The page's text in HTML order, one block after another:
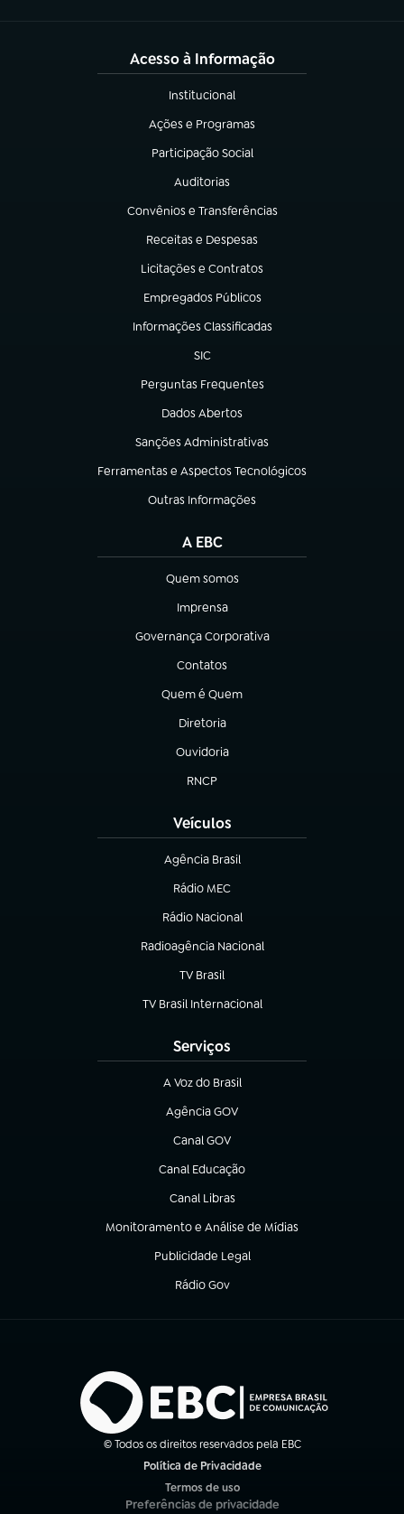
Acesso à Informação
Institucional
(abre em nova aba)
Ações e Programas
(abre em nova aba)
Participação Social
(abre em nova aba)
Auditorias
(abre em nova aba)
Convênios e Transferências
(abre em nova aba)
Receitas e Despesas
(abre em nova aba)
Licitações e Contratos
(abre em nova aba)
Empregados Públicos
(abre em nova aba)
Informações Classificadas
(abre em nova aba)
SIC
(abre em nova aba)
Perguntas Frequentes
(abre em nova aba)
Dados Abertos
(abre em nova aba)
Sanções Administrativas
(abre em nova aba)
Ferramentas e Aspectos Tecnológicos
(abre em nova aba)
Outras Informações
(abre em nova aba)
A EBC
Quem somos
(abre em nova aba)
Imprensa
(abre em nova aba)
Governança Corporativa
(abre em nova aba)
Contatos
(abre em nova aba)
Quem é Quem
(abre em nova aba)
Diretoria
(abre em nova aba)
Ouvidoria
(abre em nova aba)
RNCP
(abre em nova aba)
Veículos
Agência Brasil
(abre em nova aba)
Rádio MEC
(abre em nova aba)
Rádio Nacional
Radioagência Nacional
(abre em nova aba)
TV Brasil
(abre em nova aba)
TV Brasil Internacional
(abre em nova aba)
Serviços
A Voz do Brasil
(abre em nova aba)
Agência GOV
(abre em nova aba)
Canal GOV
(abre em nova aba)
Canal Educação
(abre em nova aba)
Canal Libras
(abre em nova aba)
Monitoramento e Análise de Mídias
(abre em nova aba)
Publicidade Legal
(abre em nova aba)
Rádio Gov
(abre em nova aba)
© Todos os direitos reservados pela EBC
Política de Privacidade
Termos de uso
(abre em nova aba)
Preferências de privacidade